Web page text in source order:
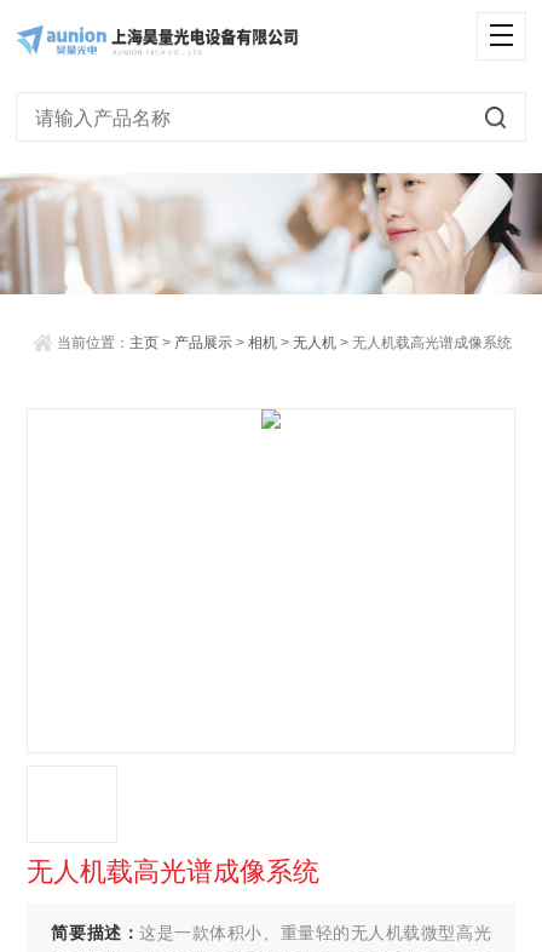
当前位置： 主页 > 产品展示 >相机 >无人机 > 无人机载高光谱成像系统
无人机载高光谱成像系统
简要描述：这是一款体积小、重量轻的无人机载微型高光